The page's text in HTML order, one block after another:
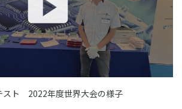
スト 2022年度世界大会の様子